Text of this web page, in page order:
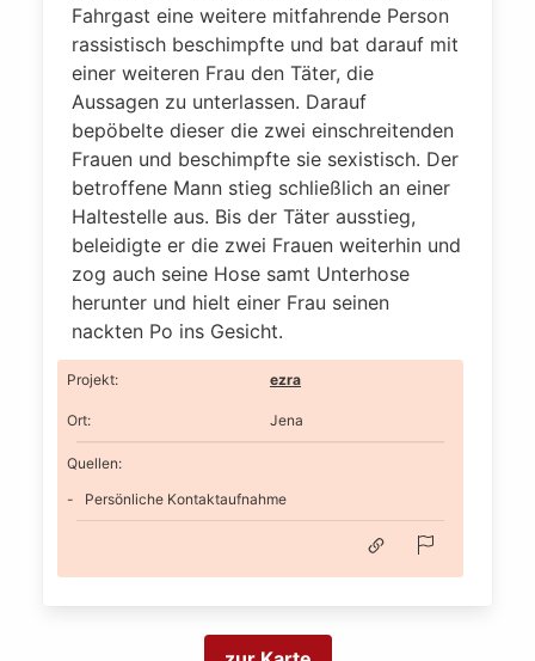
Fahrgast eine weitere mitfahrende Person
rassistisch beschimpfte und bat darauf mit
einer weiteren Frau den Täter, die
Aussagen zu unterlassen. Darauf
bepöbelte dieser die zwei einschreitenden
Frauen und beschimpfte sie sexistisch. Der
betroffene Mann stieg schließlich an einer
Haltestelle aus. Bis der Täter ausstieg,
beleidigte er die zwei Frauen weiterhin und
zog auch seine Hose samt Unterhose
herunter und hielt einer Frau seinen
nackten Po ins Gesicht.
Projekt: ezra
Ort: Jena
Quellen:
Persönliche Kontaktaufnahme